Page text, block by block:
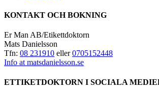
KONTAKT OCH BOKNING
Er Man AB/Etikettdoktorn
Mats Danielsson
Tfn: 08 231910 eller0705152448
Info at matsdanielsson.se
ETTIKETDOKTORN I SOCIALA